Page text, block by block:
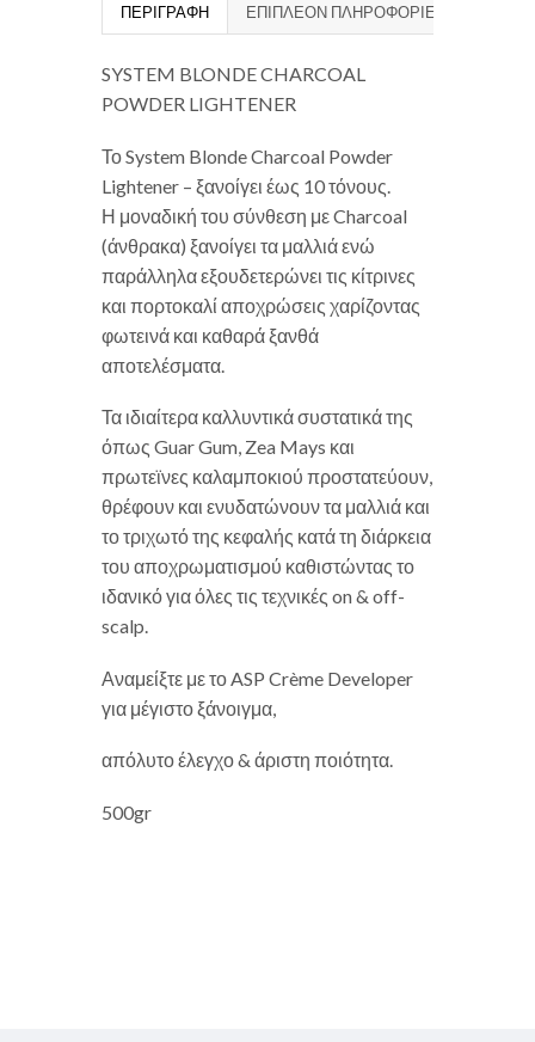
ΠΕΡΙΓΡΑΦΉ ΕΠΙΠΛΈΟΝ ΠΛΗΡΟΦΟΡΊΕΣ
SYSTEM BLONDE CHARCOAL
POWDER LIGHTENER
Το System Blonde Charcoal Powder
Lightener – ξανοίγει έως 10 τόνους.
Η μοναδική του σύνθεση με Charcoal
(άνθρακα) ξανοίγει τα μαλλιά ενώ
παράλληλα εξουδετερώνει τις κίτρινες
και πορτοκαλί αποχρώσεις χαρίζοντας
φωτεινά και καθαρά ξανθά
αποτελέσματα.
Τα ιδιαίτερα καλλυντικά συστατικά της
όπως Guar Gum, Zea Mays και
πρωτεϊνες καλαμποκιού προστατεύουν,
θρέφουν και ενυδατώνουν τα μαλλιά και
το τριχωτό της κεφαλής κατά τη διάρκεια
του αποχρωματισμού καθιστώντας το
ιδανικό για όλες τις τεχνικές on & off-
scalp.
Αναμείξτε με το ASP Crème Developer
για μέγιστο ξάνοιγμα,
απόλυτο έλεγχο & άριστη ποιότητα.
500gr